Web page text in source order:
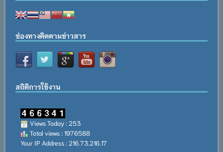
ช่องทางติดตามข่าวสาร
สถิติการใช้งาน
Views Today : 253
Total views : 1976588
Your IP Address : 216.73.216.17